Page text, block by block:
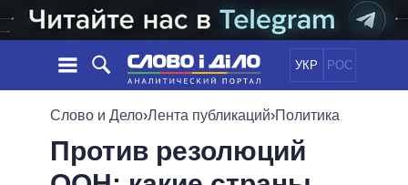
УКР РОС
НОВОСТИ
ЛЕНТА
ПОЛИТИКА
ОБЕЩАНИЯ
Слово и Дело›Лента публикаций›Политика
Против резолюций